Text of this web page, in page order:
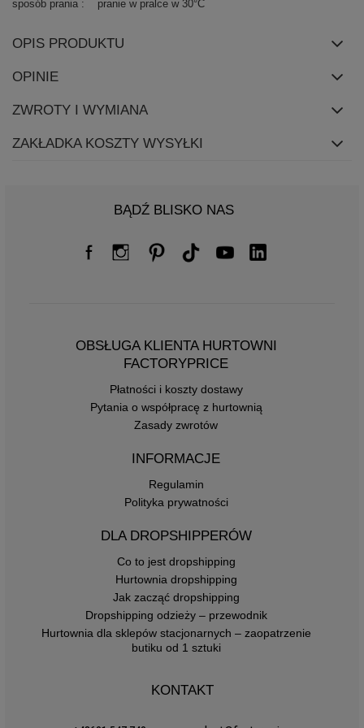
sposób prania pranie w pralce w 30°C
OPIS PRODUKTU
OPINIE
ZWROTY I WYMIANA
ZAKŁADKA KOSZTY WYSYŁKI
BĄDŹ BLISKO NAS
OBSŁUGA KLIENTA HURTOWNI
FACTORYPRICE
Płatności i koszty dostawy
Pytania o współpracę z hurtownią
Zasady zwrotów
INFORMACJE
Regulamin
Polityka prywatności
DLA DROPSHIPPERÓW
Co to jest dropshipping
Hurtownia dropshipping
Jak zacząć dropshipping
Dropshipping odzieży – przewodnik
Hurtownia dla sklepów stacjonarnych – zaopatrzenie
butiku od 1 sztuki
KONTAKT